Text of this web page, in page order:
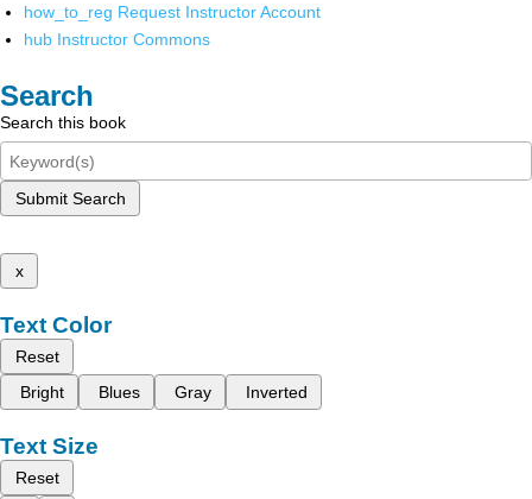
how_to_reg Request Instructor Account
hub Instructor Commons
Search
Search this book
Submit Search
x
Text Color
Reset
Bright
Blues Gray Inverted
Text Size
Reset